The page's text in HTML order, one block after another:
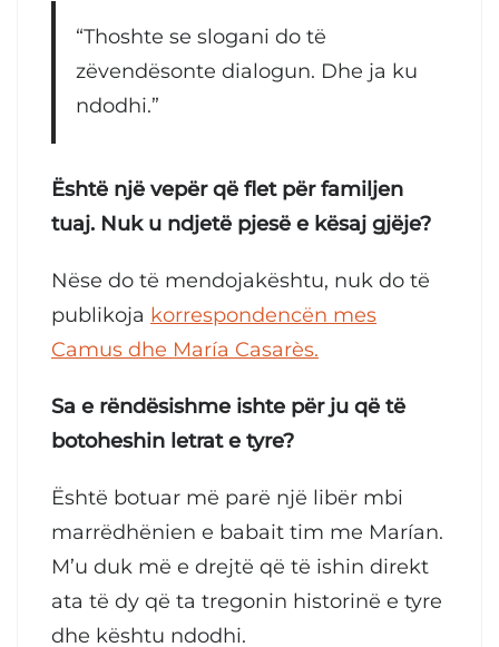
“Thoshte se slogani do të
zëvendësonte dialogun. Dhe ja ku
ndodhi.”
Është një vepër që flet për familjen
tuaj. Nuk u ndjetë pjesë e kësaj gjëje?
Nëse do të mendojakështu, nuk do të
publikoja korrespondencën mes
Camus dhe María Casarès.
Sa e rëndësishme ishte për ju që të
botoheshin letrat e tyre?
Është botuar më parë një libër mbi
marrëdhënien e babait tim me Marían.
M’u duk më e drejtë që të ishin direkt
ata të dy që ta tregonin historinë e tyre
dhe kështu ndodhi.